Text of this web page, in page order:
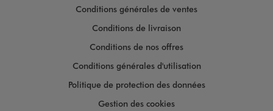
Conditions générales de ventes
Conditions de livraison
Conditions de nos offres
Conditions générales d'utilisation
Politique de protection des données
Gestion des cookies